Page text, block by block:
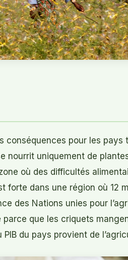
conséquences pour les pays
nourrit uniquement de
où des difficultés
forte dans une région où 12
des Nations unies pour
parce que les criquets
du pays provient de